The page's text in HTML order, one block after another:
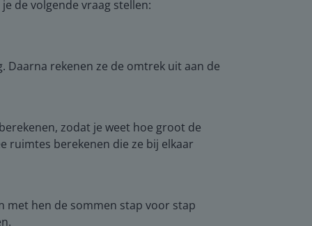
de volgende vraag stellen:
rekenen ze de omtrek uit aan de
zodat je weet hoe groot de
ruimtes berekenen die ze bij elkaar
met hen de sommen stap voor stap